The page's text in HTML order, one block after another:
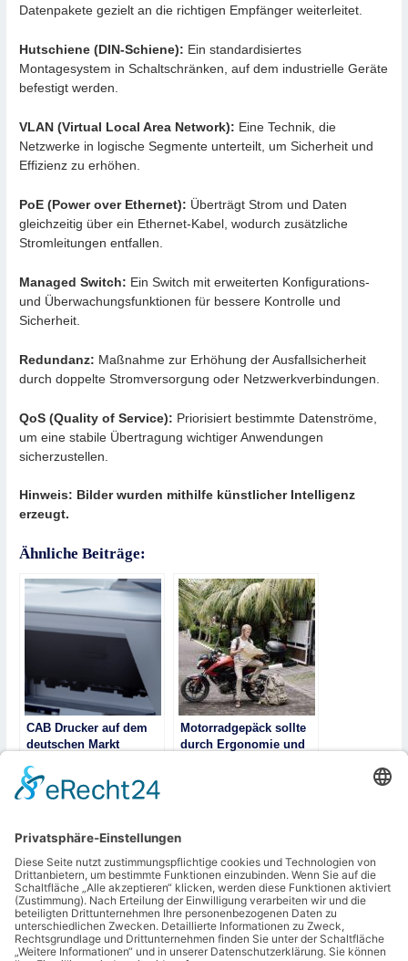
Datenpakete gezielt an die richtigen Empfänger weiterleitet.
Hutschiene (DIN-Schiene): Ein standardisiertes
Montagesystem in Schaltschränken, auf dem industrielle Geräte
befestigt werden.
VLAN (Virtual Local Area Network): Eine Technik, die
Netzwerke in logische Segmente unterteilt, um Sicherheit und
Effizienz zu erhöhen.
PoE (Power over Ethernet): Überträgt Strom und Daten
gleichzeitig über ein Ethernet-Kabel, wodurch zusätzliche
Stromleitungen entfallen.
Managed Switch: Ein Switch mit erweiterten Konfigurations-
und Überwachungsfunktionen für bessere Kontrolle und
Sicherheit.
Redundanz: Maßnahme zur Erhöhung der Ausfallsicherheit
durch doppelte Stromversorgung oder Netzwerkverbindungen.
QoS (Quality of Service): Priorisiert bestimmte Datenströme,
um eine stabile Übertragung wichtiger Anwendungen
sicherzustellen.
Hinweis: Bilder wurden mithilfe künstlicher Intelligenz
erzeugt.
Ähnliche Beiträge:
CAB Drucker auf dem
deutschen Markt
Motorradgepäck sollte
durch Ergonomie und
Designstarke Lösungen
für den Außenbereich